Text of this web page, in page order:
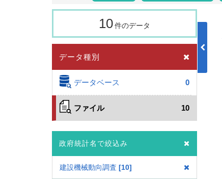
10件のデータ
データ種別
データベース 0
ファイル 10
政府統計名で絞込み
建設機械動向調査 10